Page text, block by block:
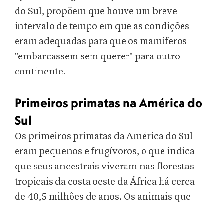
do Sul, propõem que houve um breve
intervalo de tempo em que as condições
eram adequadas para que os mamíferos
"embarcassem sem querer" para outro
continente.
Primeiros primatas na América do
Sul
Os primeiros primatas da América do Sul
eram pequenos e frugívoros, o que indica
que seus ancestrais viveram nas florestas
tropicais da costa oeste da África há cerca
de 40,5 milhões de anos. Os animais que